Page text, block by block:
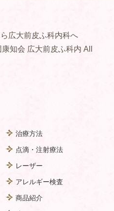
広大前皮ふ科内科へ
知会 広大前皮ふ科内 All
治療方法
点滴・注射療法
レーザー
アレルギー検査
商品紹介